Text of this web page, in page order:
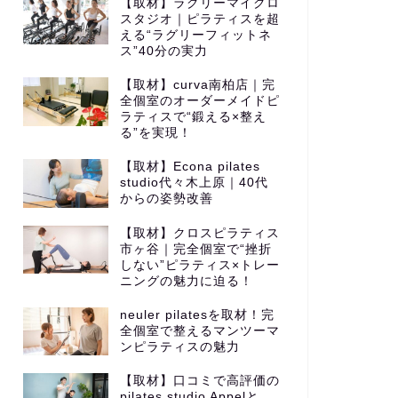
【取材】ラグリーマイクロ
スタジオ｜ピラティスを超
える“ラグリーフィットネ
ス”40分の実力
【取材】curva南柏店｜完
全個室のオーダーメイドピ
ラティスで“鍛える×整え
る”を実現！
【取材】Econa pilates
studio代々木上原｜40代
からの姿勢改善
【取材】クロスピラティス
市ヶ谷｜完全個室で“挫折
しない”ピラティス×トレー
ニングの魅力に迫る！
neuler pilatesを取材！完
全個室で整えるマンツーマ
ンピラティスの魅力
【取材】口コミで高評価の